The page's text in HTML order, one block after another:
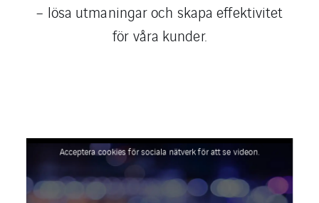
– lösa utmaningar och skapa effektivitet
för våra kunder.
Acceptera cookies för sociala nätverk för att se videon.